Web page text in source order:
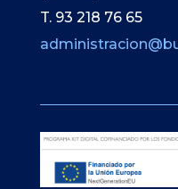
T. 93 218 76 65